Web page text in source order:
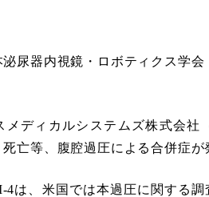
尿器内視鏡・ロボティクス学会
メディカルシステムズ株式会
亡等、腹腔過圧による合併症
4は、米国では本過圧に関する